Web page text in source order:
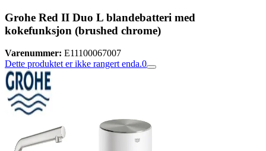
Grohe Red II Duo L blandebatteri med
kokefunksjon (brushed chrome)
Varenummer: E11100067007
Dette produktet er ikke rangert enda.0